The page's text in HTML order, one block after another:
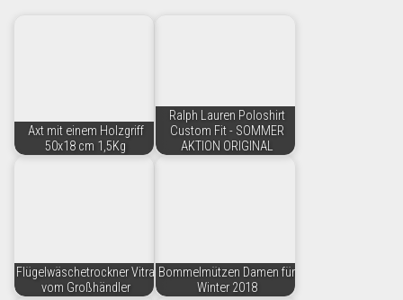
Axt mit einem Holzgriff
50x18 cm 1,5Kg
Ralph Lauren Poloshirt
Custom Fit - SOMMER
AKTION ORIGINAL
Flügelwäschetrockner Vitra
vom Großhändler
Bommelmützen Damen für
Winter 2018